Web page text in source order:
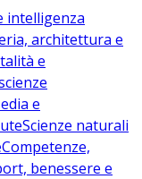
intelligenza
architettura e
e
e
Scienze naturali
Competenze,
benessere e